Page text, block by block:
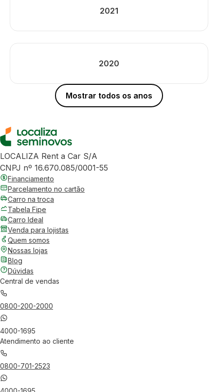
2021
2020
Mostrar todos os anos
LOCALIZA Rent a Car S/A
CNPJ nº 16.670.085/0001-55
Financiamento
Parcelamento no cartão
Carro na troca
Tabela Fipe
Carro Ideal
Venda para lojistas
Quem somos
Nossas lojas
Blog
Dúvidas
Central de vendas
0800-200-2000
4000-1695
Atendimento ao cliente
0800-701-2523